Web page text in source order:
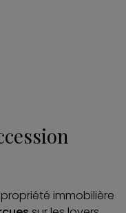
immobilière